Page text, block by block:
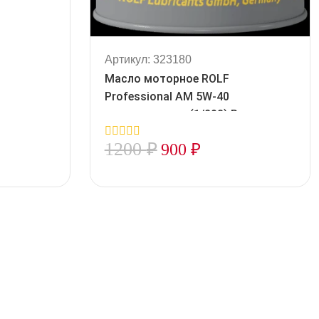
Артикул: 323180
Масло моторное ROLF
Professional AM 5W-40
323180
0
out
1200₽ 900 ₽